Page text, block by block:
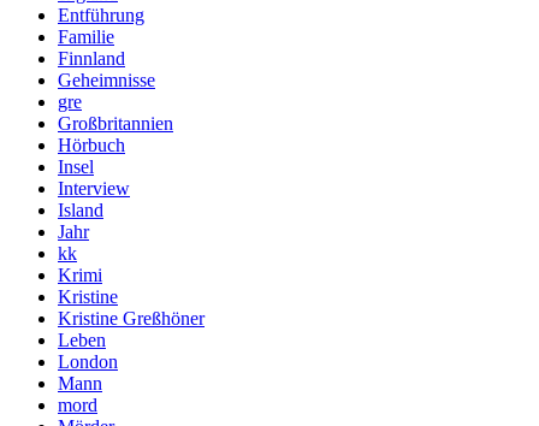
Entführung
Familie
Finnland
Geheimnisse
gre
Großbritannien
Hörbuch
Insel
Interview
Island
Jahr
kk
Krimi
Kristine
Kristine Greßhöner
Leben
London
Mann
mord